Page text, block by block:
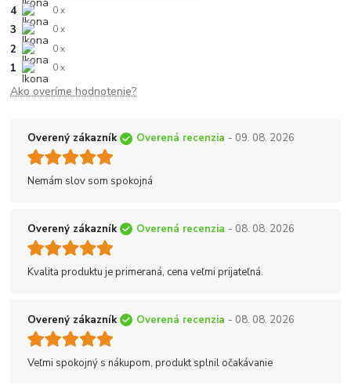
4 0 x
3 0 x
2 0 x
1 0 x
Ako overíme hodnotenie?
Overený zákazník Overená recenzia - 09. 08. 2026
Nemám slov som spokojná
Overený zákazník Overená recenzia - 08. 08. 2026
Kvalita produktu je primeraná, cena veľmi prijateľná.
Overený zákazník Overená recenzia - 08. 08. 2026
Veľmi spokojný s nákupom, produkt splnil očakávanie